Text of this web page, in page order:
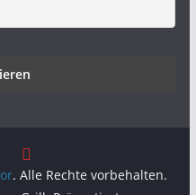
. Alle Rechte vorbehalten.